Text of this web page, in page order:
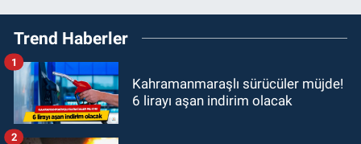
Trend Haberler
Kahramanmaraşlı sürücüler müjde!
6 lirayı aşan indirim olacak
1
2